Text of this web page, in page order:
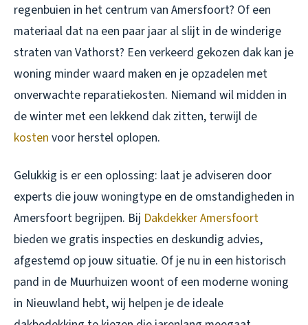
regenbuien in het centrum van Amersfoort? Of een
materiaal dat na een paar jaar al slijt in de winderige
straten van Vathorst? Een verkeerd gekozen dak kan je
woning minder waard maken en je opzadelen met
onverwachte reparatiekosten. Niemand wil midden in
de winter met een lekkend dak zitten, terwijl de
kosten voor herstel oplopen.
Gelukkig is er een oplossing: laat je adviseren door
experts die jouw woningtype en de omstandigheden in
Amersfoort begrijpen. Bij Dakdekker Amersfoort
bieden we gratis inspecties en deskundig advies,
afgestemd op jouw situatie. Of je nu in een historisch
pand in de Muurhuizen woont of een moderne woning
in Nieuwland hebt, wij helpen je de ideale